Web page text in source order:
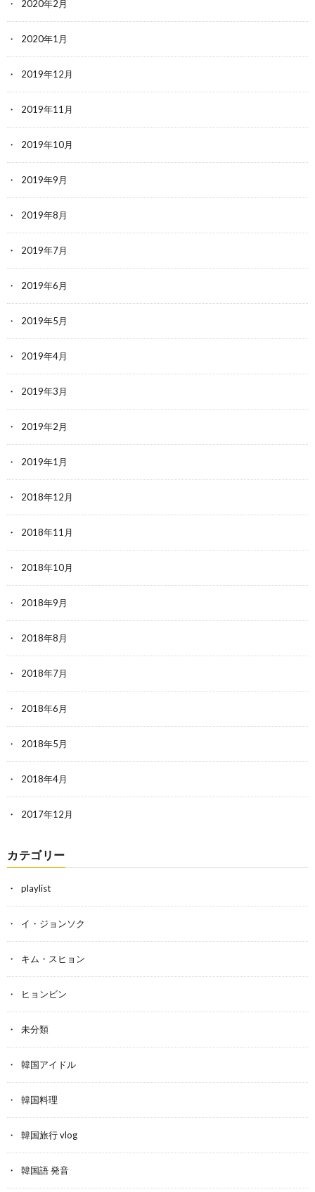
2020年2月
2020年1月
2019年12月
2019年11月
2019年10月
2019年9月
2019年8月
2019年7月
2019年6月
2019年5月
2019年4月
2019年3月
2019年2月
2019年1月
2018年12月
2018年11月
2018年10月
2018年9月
2018年8月
2018年7月
2018年6月
2018年5月
2018年4月
2017年12月
カテゴリー
playlist
イ・ジョンソク
キム・スヒョン
ヒョンビン
未分類
韓国アイドル
韓国料理
韓国旅行 vlog
韓国語 発音